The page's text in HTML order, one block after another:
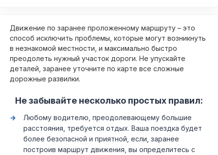
Движение по заранее проложенному маршруту – это
способ исключить проблемы, которые могут возникнуть
в незнакомой местности, и максимально быстро
преодолеть нужный участок дороги. Не упускайте
деталей, заранее уточните по карте все сложные
дорожные развилки.
Не забывайте несколько простых правил:
Любому водителю, преодолевающему большие
расстояния, требуется отдых. Ваша поездка будет
более безопасной и приятной, если, заранее
построив маршрут движения, вы определитесь с